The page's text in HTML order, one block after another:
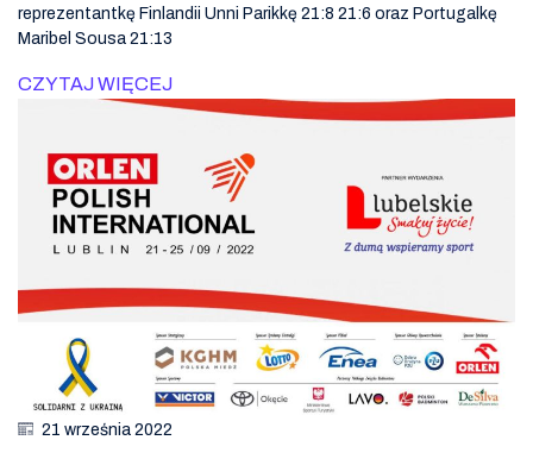
reprezentantkę Finlandii Unni Parikkę 21:8 21:6 oraz Portugalkę
Maribel Sousa 21:13
CZYTAJ WIĘCEJ
21 września 2022